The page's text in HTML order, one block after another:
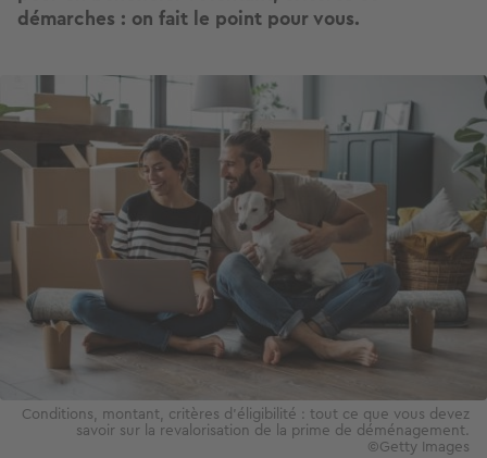
démarches : on fait le point pour vous.
Conditions, montant, critères d'éligibilité : tout ce que vous devez
savoir sur la revalorisation de la prime de déménagement.
©Getty Images